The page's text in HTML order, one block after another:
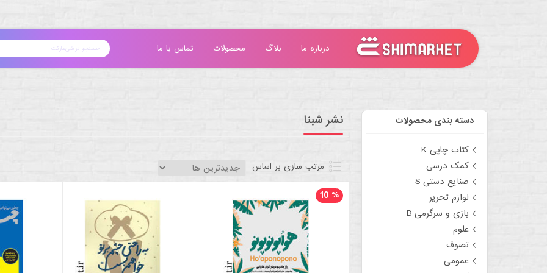
درباره ما بلاگ محصولات تماس با ما
دسته بندی محصولات
کتاب چاپی K
کمک درسی
صنایع دستی S
لوازم تحریر
بازی و سرگرمی B
علوم
تصوف
عمومی
نشر شبنا
مرتب سازی بر اساس
10 %